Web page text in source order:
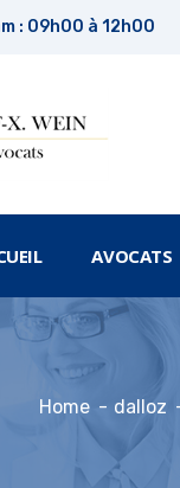
: 09h00 à 12h00
AVOCATS
Home dalloz